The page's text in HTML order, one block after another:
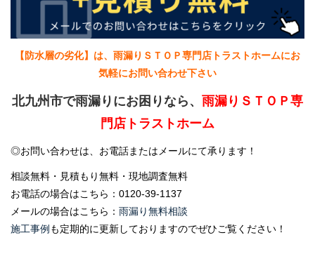
【防水層の劣化】は、雨漏りＳＴＯＰ専門店トラストホームにお
気軽にお問い合わせ下さい
北九州市で雨漏りにお困りなら、 雨漏りＳＴＯＰ専
門店トラストホーム
◎お問い合わせは、お電話またはメールにて承ります！
相談無料・見積もり無料・現地調査無料
お電話の場合はこちら：0120-39-1137
メールの場合はこちら： 雨漏り無料相談
施工事例 も定期的に更新しておりますのでぜひご覧ください！